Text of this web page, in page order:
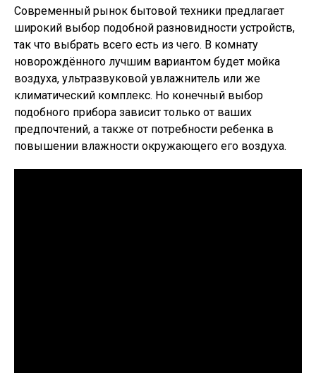
Современный рынок бытовой техники предлагает
широкий выбор подобной разновидности устройств,
так что выбрать всего есть из чего. В комнату
новорождённого лучшим вариантом будет мойка
воздуха, ультразвуковой увлажнитель или же
климатический комплекс. Но конечный выбор
подобного прибора зависит только от ваших
предпочтений, а также от потребности ребенка в
повышении влажности окружающего его воздуха.